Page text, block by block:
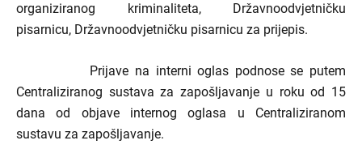
organiziranog kriminaliteta, Državnoodvjetničku
pisarnicu, Državnoodvjetničku pisarnicu za prijepis.
Prijave na interni oglas podnose se putem
Centraliziranog sustava za zapošljavanje u roku od 15
dana
od objave internog oglasa u Centraliziranom
sustavu za zapošljavanje.